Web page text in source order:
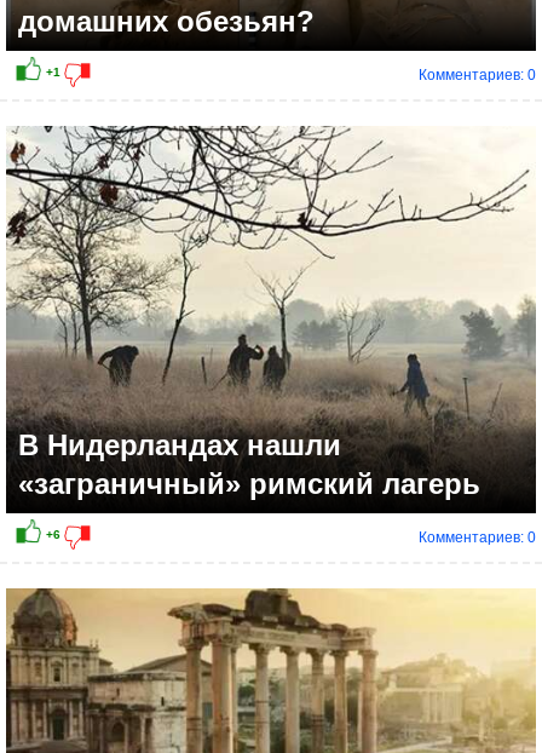
+2
домашних обезьян?
Комментариев: 0
В Нидерландах нашли
«заграничный» римский лагерь
Комментариев: 0